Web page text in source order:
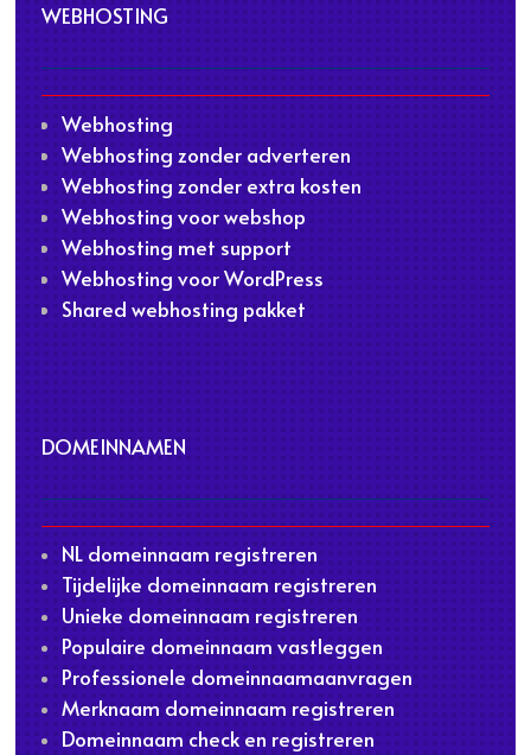
WEBHOSTING
Webhosting
Webhosting zonder adverteren
Webhosting zonder extra kosten
Webhosting voor webshop
Webhosting met support
Webhosting voor WordPress
Shared webhosting pakket
DOMEINNAMEN
NL domeinnaam registreren
Tijdelijke domeinnaam registreren
Unieke domeinnaam registreren
Populaire domeinnaam vastleggen
Professionele domeinnaamaanvragen
Merknaam domeinnaam registreren
Domeinnaam check en registreren